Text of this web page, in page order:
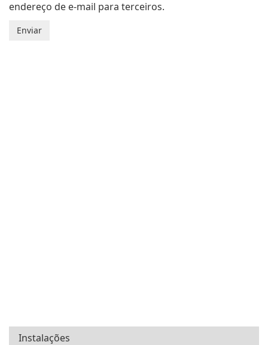
endereço de e-mail para terceiros.
Instalações